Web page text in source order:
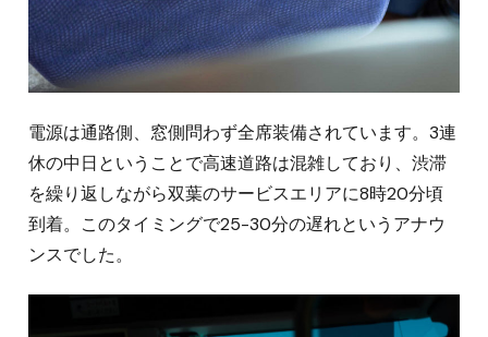
電源は通路側、窓側問わず全席装備されています。3連
休の中日ということで高速道路は混雑しており、渋滞
を繰り返しながら双葉のサービスエリアに8時20分頃
到着。このタイミングで25-30分の遅れというアナウ
ンスでした。